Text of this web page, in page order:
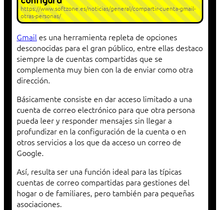
https://www.softzone.es/noticias/general/compartir-cuenta-gmail-
otras-personas/
Gmail es una herramienta repleta de opciones
desconocidas para el gran público, entre ellas destaco
siempre la de cuentas compartidas que se
complementa muy bien con la de enviar como otra
dirección.
Básicamente consiste en dar acceso limitado a una
cuenta de correo electrónico para que otra persona
pueda leer y responder mensajes sin llegar a
profundizar en la configuración de la cuenta o en
otros servicios a los que da acceso un correo de
Google.
Así, resulta ser una función ideal para las típicas
cuentas de correo compartidas para gestiones del
hogar o de familiares, pero también para pequeñas
asociaciones.